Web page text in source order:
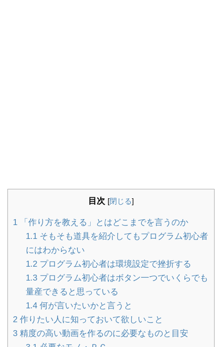
目次 [閉じる]
1 「作り方を教える」とはどこまでを言うのか
1.1そもそも道具を紹介してもプログラム初心者
にはわからない
1.2プログラム初心者は環境設定で挫折する
1.3プログラム初心者はボタン一つでいくらでも
量産できると思っている
1.4何が言いたいかと言うと
2 作りたい人に知っておいて欲しいこと
3 精度の高い動画を作るのに必要なものと目安